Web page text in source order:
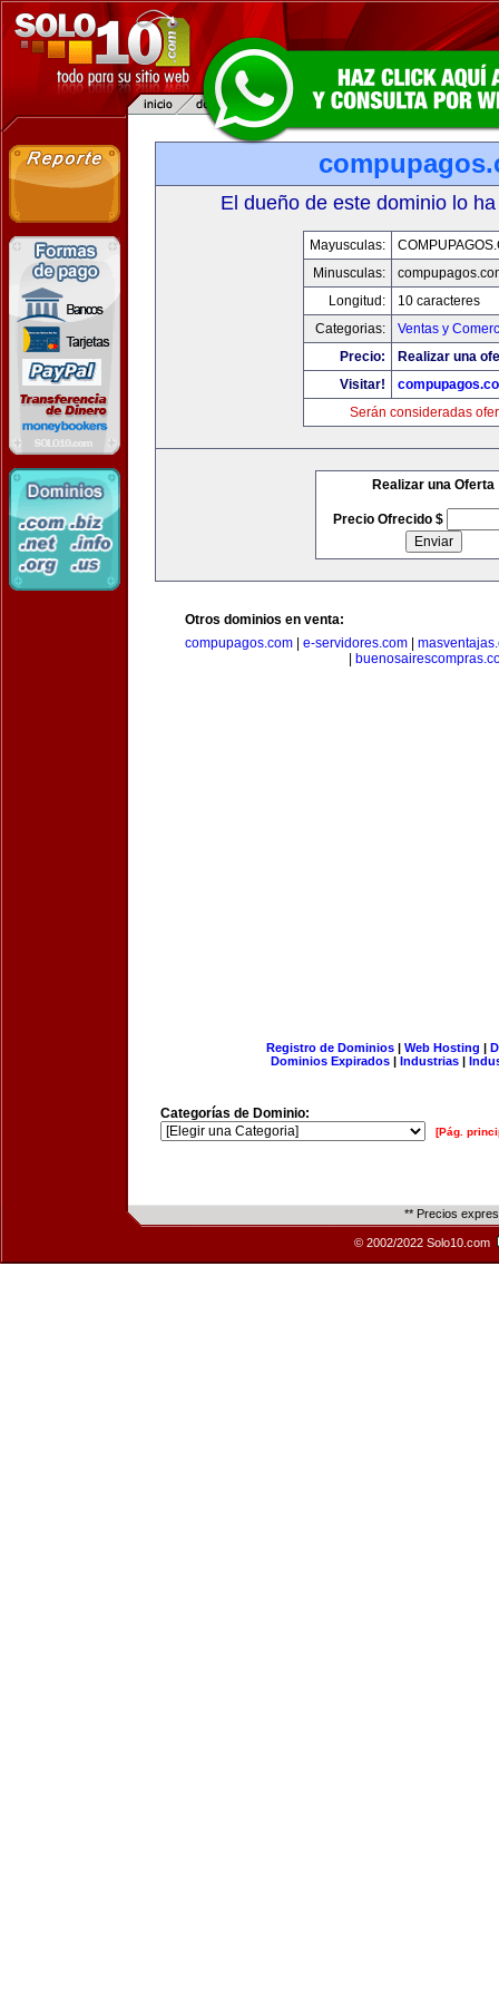
El dueño de este dominio lo
Mayusculas:
Minusculas:
Longitud:
10 caracteres
Categorias:
Ventas y
Precio:
Realizar una
Visitar!
Serán consideradas
Realizar una Oferta
Precio Ofrecido $
Otros dominios en venta:
compupagos.com
e-servidores.com
Registro de Dominios| Web Hosting |
Dominios Expirados | Industrias |
Categorías de Dominio:
[Pág.
** Precios
© 2002/2022 Solo10.com